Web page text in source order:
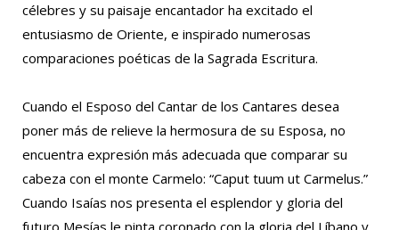
célebres y su paisaje encantador ha excitado el
entusiasmo de Oriente, e inspirado numerosas
comparaciones poéticas de la Sagrada Escritura.
Cuando el Esposo del Cantar de los Cantares desea
poner más de relieve la hermosura de su Esposa, no
encuentra expresión más adecuada que comparar su
cabeza con el monte Carmelo: “Caput tuum ut Carmelus.”
Cuando Isaías nos presenta el esplendor y gloria del
futuro Mesías,le pinta coronado con la gloria del Líbano y